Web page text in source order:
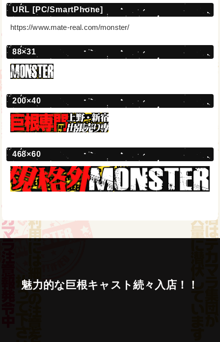
URL [PC/SmartPhone]
https://www.mate-real.com/monster/
88×31
200×40
468×60
魅力的な 巨根キ ャ ス ト 続々 入店！ ！